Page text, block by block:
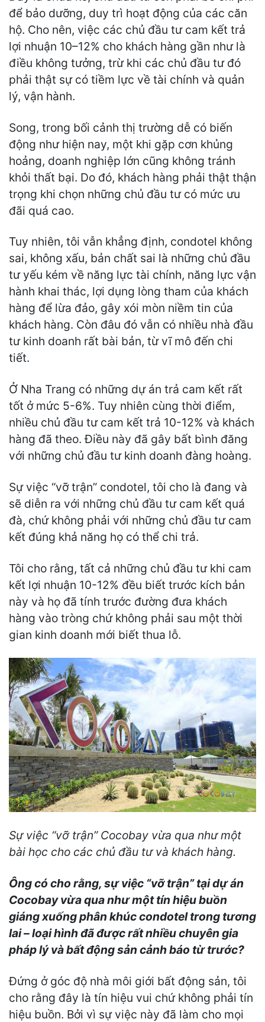
để bảo dưỡng, duy trì hoạt động của các căn
hộ. Cho nên, việc các chủ đầu tư cam kết trả
lợi nhuận 10–12% cho khách hàng gần như là
điều không tưởng, trừ khi các chủ đầu tư đó
phải thật sự có tiềm lực về tài chính và quản
lý, vận hành.
Song, trong bối cảnh thị trường dễ có biến
động như hiện nay, một khi gặp cơn khủng
hoảng, doanh nghiệp lớn cũng không tránh
khỏi thất bại. Do đó, khách hàng phải thật thận
trọng khi chọn những chủ đầu tư có mức ưu
đãi quá cao.
Tuy nhiên, tôi vẫn khẳng định, condotel không
sai, không xấu, bản chất sai là những chủ đầu
tư yếu kém về năng lực tài chính, năng lực vận
hành khai thác, lợi dụng lòng tham của khách
hàng để lừa đảo, gây xói mòn niềm tin của
khách hàng. Còn đâu đó vẫn có nhiều nhà đầu
tư kinh doanh rất bài bản, từ vĩ mô đến chi
tiết.
Ở Nha Trang có những dự án trả cam kết rất
tốt ở mức 5-6%. Tuy nhiên cùng thời điểm,
nhiều chủ đầu tư cam kết trả 10-12% và khách
hàng đã theo. Điều này đã gây bất bình đăng
với những chủ đầu tư kinh doanh đàng hoàng.
Sự việc “vỡ trận” condotel, tôi cho là đang và
sẽ diễn ra với những chủ đầu tư cam kết quá
đà, chứ không phải với những chủ đầu tư cam
kết đúng khả năng họ có thể chi trả.
Tôi cho rằng, tất cả những chủ đầu tư khi cam
kết lợi nhuận 10-12% đều biết trước kích bản
này và họ đã tính trước đường đưa khách
hàng vào tròng chứ không phải sau một thời
gian kinh doanh mới biết thua lỗ.
Sự việc “vỡ trận” Cocobay vừa qua như một
bài học cho các chủ đầu tư và khách hàng.
Ông có cho rằng, sự việc “vỡ trận” tại dự án
Cocobay vừa qua như một tín hiệu buồn
giáng xuống phân khúc condotel trong tương
lai – loại hình đã được rất nhiều chuyên gia
pháp lý và bất động sản cảnh báo từ trước?
Đứng ở góc độ nhà môi giới bất động sản, tôi
cho rằng đây là tín hiệu vui chứ không phải tín
hiệu buồn. Bởi vì sự việc này đã làm cho mọi